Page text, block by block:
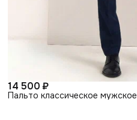
14 500 ₽
Пальто классическое мужское